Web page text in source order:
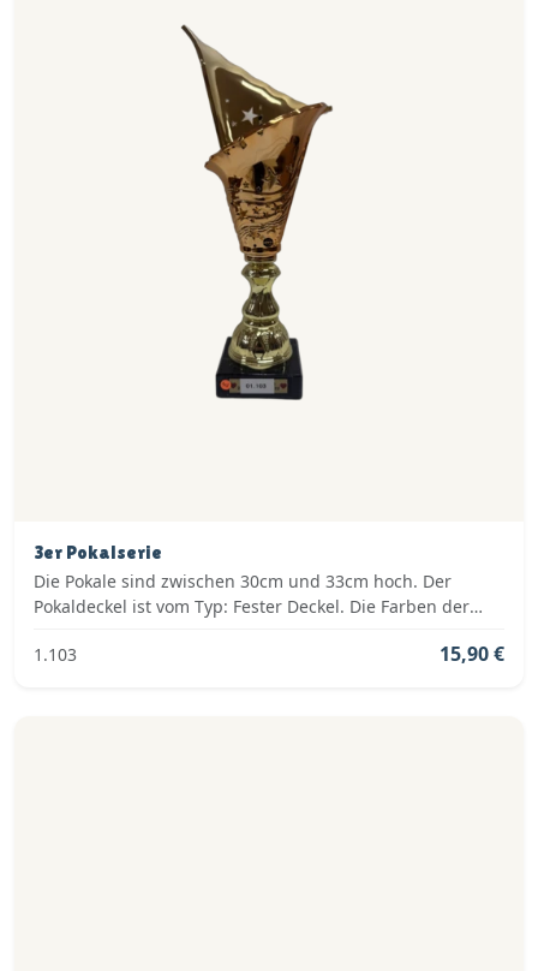
3er Pokalserie
Die Pokale sind zwischen 30cm und 33cm hoch. Der
Pokaldeckel ist vom Typ: Fester Deckel. Die Farben der
1.103
15,90 €